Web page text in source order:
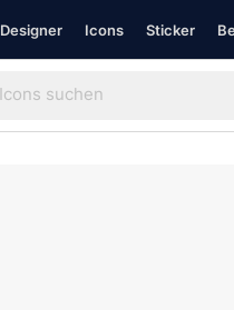
Designer Icons Sticker